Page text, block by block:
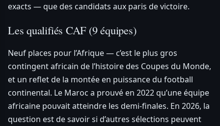
exacts — que des candidats aux paris de victoire.
Les qualifiés CAF (9 équipes)
Neuf places pour l’Afrique — c’est le plus gros
contingent africain de l’histoire des Coupes du Monde,
et un reflet de la montée en puissance du football
continental. Le Maroc a prouvé en 2022 qu’une équipe
africaine pouvait atteindre les demi-finales. En 2026, la
question est de savoir si d’autres sélections peuvent